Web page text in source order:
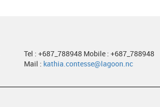
Tel : +687_788948 Mobile : +687_788948
Mail : kathia.contesse@lagoon.nc